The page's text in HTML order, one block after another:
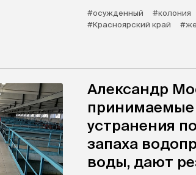
#осужденный #колония
#Красноярский край
Александр
принимаемые
устранения
запаха
воды, дают